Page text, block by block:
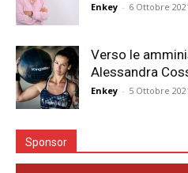
Enkey - 6 Ottobre
Verso le
Alessandra
Enkey - 5 Ottobre
Sponsor